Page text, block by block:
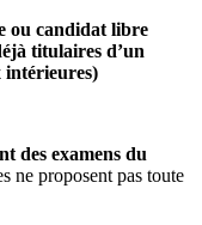
ou candidat libre
titulaires d’un
intérieures)
des examens du
ne proposent pas toute